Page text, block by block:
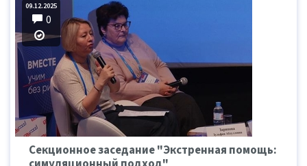
09.12.2025
0
Секционное заседание "Экстренная помощь: